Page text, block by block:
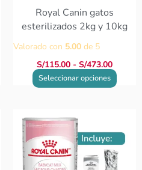
Royal Canin gatos
esterilizados 2kg y 10kg
Valorado con 5.00 de 5
S/115.00 - S/473.00
Seleccionar opciones
la
página